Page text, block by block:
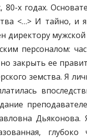
х годах.
<…> И тайно, и
персоналом:
закрыть ее
земства. Я